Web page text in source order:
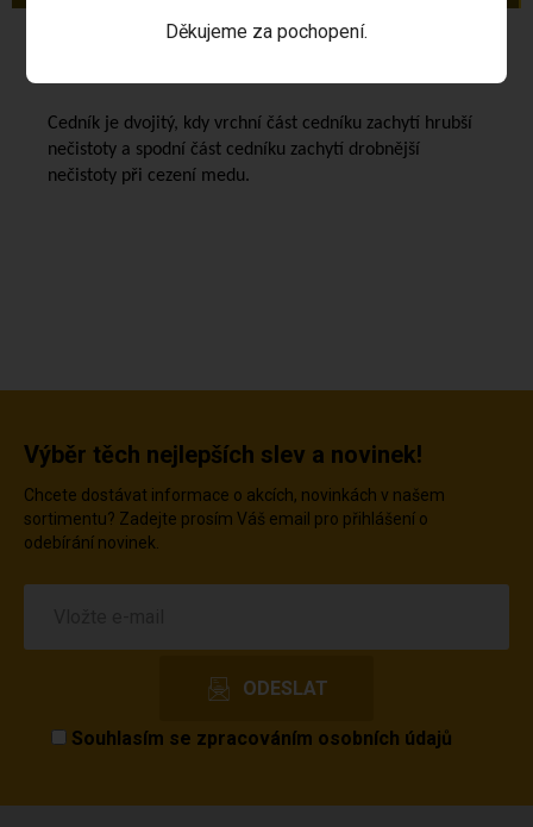
Cedník dvojitý NEREZ vypouklý s oušky
Cedník je dvojitý, kdy vrchní část cedníku zachytí hrubší
nečistoty a spodní část cedníku zachytí drobnější
nečistoty při cezení medu.
Výběr těch nejlepších slev a novinek!
Chcete dostávat informace o akcích, novinkách v našem
sortimentu? Zadejte prosím Váš email pro přihlášení o
odebírání novinek.
Souhlasím se zpracováním osobních údajů
Děkujeme za pochopení.